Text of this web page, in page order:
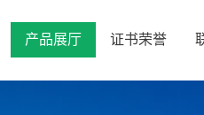
产品展厅 证书荣誉